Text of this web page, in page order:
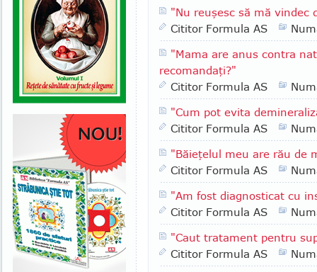
"Nu reuşesc să mă vindec
Cititor Formula AS
"Mama are anus contra
recomandaţi?"
Cititor Formula AS
"Cum pot evita
Cititor Formula AS
"Băieţelul meu are rău de
Cititor Formula AS
"Am fost diagnosticat cu
Cititor Formula AS
"Caut tratament pentru
Cititor Formula AS